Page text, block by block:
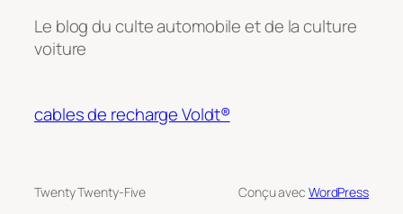
Le blog du culte automobile et de la culture
voiture
cables de recharge Voldt®
Twenty Twenty-Five Conçu avec WordPress